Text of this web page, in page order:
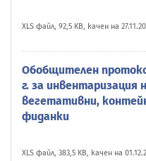
XLS файл, 92,5 KB, качен на
Обобщителен
г. за инвентаризация
вегетативни,
фиданки
XLS файл, 383,5 KB, качен на